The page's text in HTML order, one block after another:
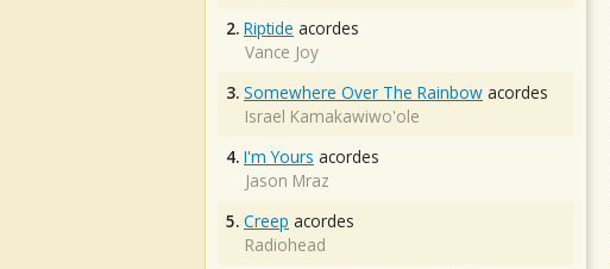
2. Riptide acordes
Vance Joy
3. Somewhere Over The Rainbow acordes
Israel Kamakawiwo'ole
4. I'm Yours acordes
Jason Mraz
5. Creep acordes
Radiohead